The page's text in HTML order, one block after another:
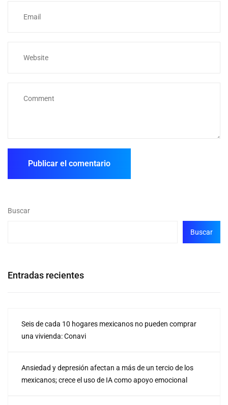
Buscar
Buscar
Entradas recientes
Seis de cada 10 hogares mexicanos no pueden comprar
una vivienda: Conavi
Ansiedad y depresión afectan a más de un tercio de los
mexicanos; crece el uso de IA como apoyo emocional